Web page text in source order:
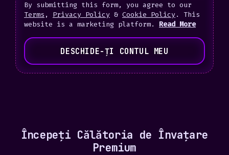
i
t
e
S
s
By submitting this form, you agree to our
Terms , Privacy Policy & Cookie Policy. This
website is a marketing platform. Read More
DESCHIDE-ȚI CONTUL MEU
Începeți Călătoria de Învațare
Premium